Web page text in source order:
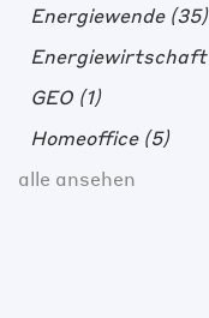
Energiewende (35)
Energiewirtschaft
GEO (1)
Homeoffice (5)
alle ansehen